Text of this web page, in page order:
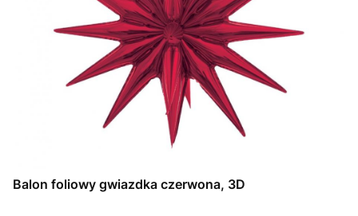
Balon foliowy gwiazdka czerwona, 3D